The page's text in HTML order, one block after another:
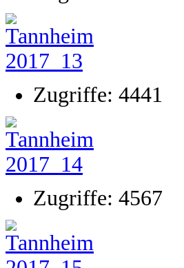
Zugriffe: 4441
Zugriffe: 4567